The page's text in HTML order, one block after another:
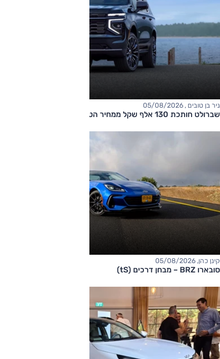
ניר בן טובים , 05/08/2026
שברולט חותכת 130 אלף שקל ממחיר הטאהו
קינן כהן, 05/08/2026
סובארו BRZ – מבחן דרכים (tS)